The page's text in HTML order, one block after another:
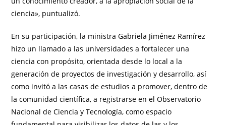
ciencia», puntualizó.
En su participación, la ministra Gabriela Jiménez Ramírez
hizo un llamado a las universidades a fortalecer una
ciencia con propósito, orientada desde lo local a la
generación de proyectos de investigación y desarrollo, así
como invitó a las casas de estudios a promover, dentro de
la comunidad científica, a registrarse en el Observatorio
Nacional de Ciencia y Tecnología, como espacio